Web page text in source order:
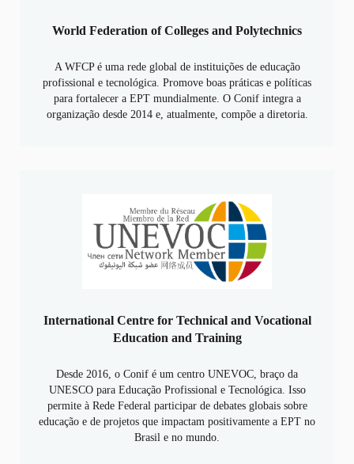
World Federation of Colleges and Polytechnics
A WFCP é uma rede global de instituições de educação
profissional e tecnológica. Promove boas práticas e políticas
para fortalecer a EPT mundialmente. O Conif integra a
organização desde 2014 e, atualmente, compõe a diretoria.
International Centre for Technical and Vocational
Education and Training
Desde 2016, o Conif é um centro UNEVOC, braço da
UNESCO para Educação Profissional e Tecnológica. Isso
permite à Rede Federal participar de debates globais sobre
educação e de projetos que impactam positivamente a EPT no
Brasil e no mundo.